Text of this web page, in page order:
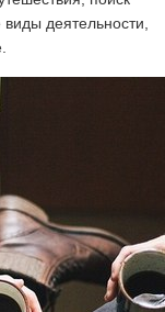
деятельности,